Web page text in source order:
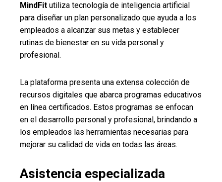
MindFit utiliza tecnología de inteligencia artificial
para diseñar un plan personalizado que ayuda a los
empleados a alcanzar sus metas y establecer
rutinas de bienestar en su vida personal y
profesional.
La plataforma presenta una extensa colección de
recursos digitales que abarca programas educativos
en línea certificados. Estos programas se enfocan
en el desarrollo personal y profesional, brindando a
los empleados las herramientas necesarias para
mejorar su calidad de vida en todas las áreas.
Asistencia especializada